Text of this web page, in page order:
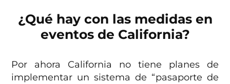
¿Qué hay con las medidas en
eventos de California?
Por ahora California no tiene planes de
implementar un sistema de “pasaporte de